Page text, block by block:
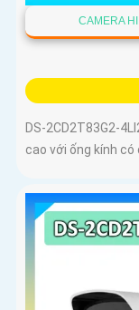
CAMERA
DS-2CD2T83G2-
cao với ống kính có